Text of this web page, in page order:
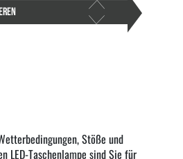
Stöße und
LED-Taschenlampe sind Sie für